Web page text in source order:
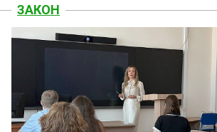
ЗАКОН